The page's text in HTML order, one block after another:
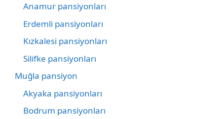
Anamur pansiyonları
Erdemli pansiyonları
Kızkalesi pansiyonları
Silifke pansiyonları
Muğla pansiyon
Akyaka pansiyonları
Bodrum pansiyonları